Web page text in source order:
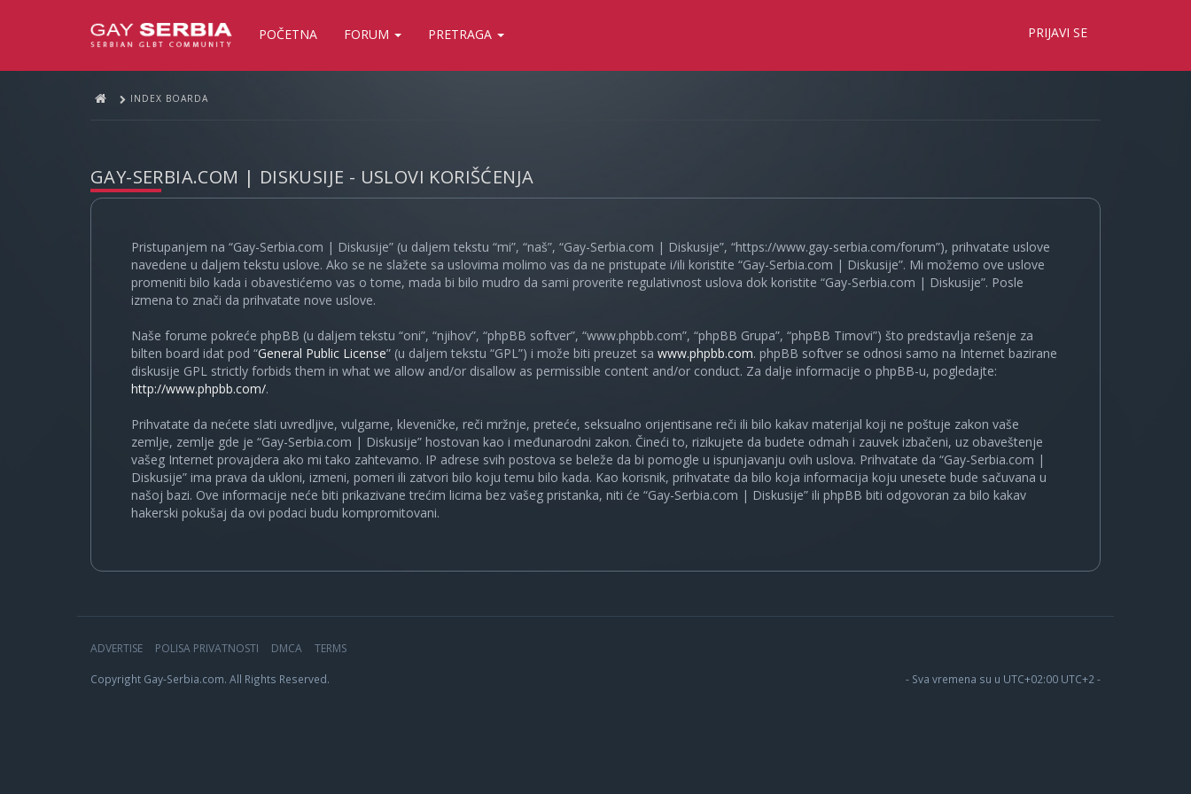
POČETNA FORUM PRETRAGA PRIJAVI SE
INDEX BOARDA
GAY-SERBIA.COM | DISKUSIJE - USLOVI KORIŠĆENJA
Pristupanjem na “Gay-Serbia.com | Diskusije” (u daljem tekstu “mi”, “naš”, “Gay-Serbia.com | Diskusije”, “https://www.gay-serbia.com/forum”), prihvatate uslove
navedene u daljem tekstu uslove. Ako se ne slažete sa uslovima molimo vas da ne pristupate i/ili koristite “Gay-Serbia.com | Diskusije”. Mi možemo ove uslove
promeniti bilo kada i obavestićemo vas o tome, mada bi bilo mudro da sami proverite regulativnost uslova dok koristite “Gay-Serbia.com | Diskusije”. Posle
izmena to znači da prihvatate nove uslove.
Naše forume pokreće phpBB (u daljem tekstu “oni”, “njihov”, “phpBB softver”, “www.phpbb.com”, “phpBB Grupa”, “phpBB Timovi”) što predstavlja rešenje za
bilten board idat pod “General Public License” (u daljem tekstu “GPL”) i može biti preuzet sa www.phpbb.com. phpBB softver se odnosi samo na Internet bazirane
diskusije GPL strictly forbids them in what we allow and/or disallow as permissible content and/or conduct. Za dalje informacije o phpBB-u, pogledajte:
http://www.phpbb.com/.
Prihvatate da nećete slati uvredljive, vulgarne, kleveničke, reči mržnje, preteće, seksualno orijentisane reči ili bilo kakav materijal koji ne poštuje zakon vaše
zemlje, zemlje gde je “Gay-Serbia.com | Diskusije” hostovan kao i međunarodni zakon. Čineći to, rizikujete da budete odmah i zauvek izbačeni, uz obaveštenje
vašeg Internet provajdera ako mi tako zahtevamo. IP adrese svih postova se beleže da bi pomogle u ispunjavanju ovih uslova. Prihvatate da “Gay-Serbia.com |
Diskusije” ima prava da ukloni, izmeni, pomeri ili zatvori bilo koju temu bilo kada. Kao korisnik, prihvatate da bilo koja informacija koju unesete bude sačuvana u
našoj bazi. Ove informacije neće biti prikazivane trećim licima bez vašeg pristanka, niti će “Gay-Serbia.com | Diskusije” ili phpBB biti odgovoran za bilo kakav
hakerski pokušaj da ovi podaci budu kompromitovani.
ADVERTISE POLISA PRIVATNOSTI DMCA TERMS
Copyright Gay-Serbia.com. All Rights Reserved. - Sva vremena su u UTC+02:00 UTC+2 -